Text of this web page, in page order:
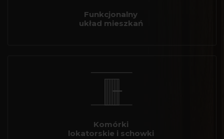
Funkcjonalny
układ mieszkań
Komórki
lokatorskie i schowki